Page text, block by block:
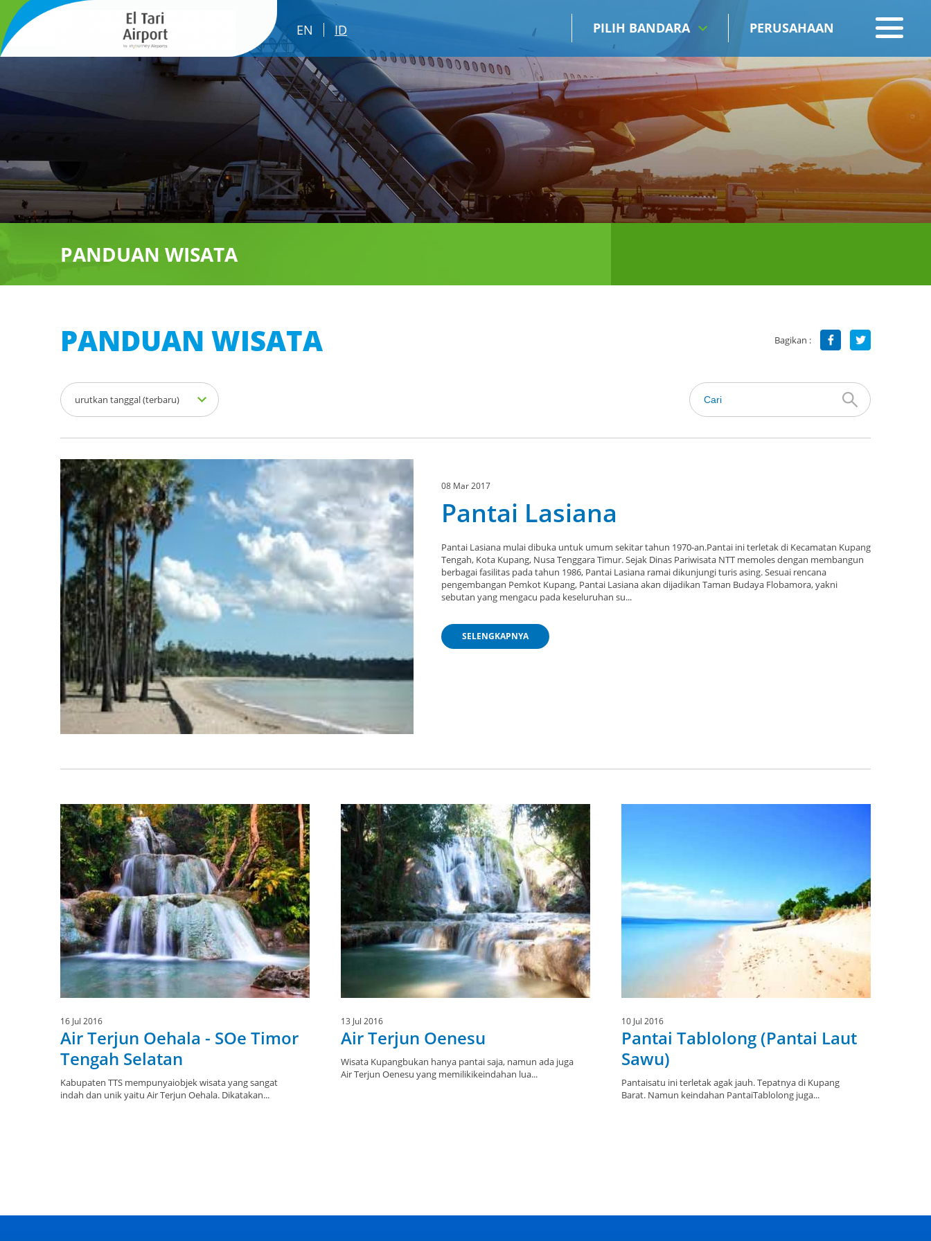
EN ID PILIH BANDARA PERUSAHAAN
PANDUAN WISATA
PANDUAN WISATA Bagikan :
urutkan tanggal (terbaru)
08 Mar 2017
Pantai Lasiana
Pantai Lasiana mulai dibuka untuk umum sekitar tahun 1970-an.Pantai ini terletak di Kecamatan Kupang
Tengah, Kota Kupang, Nusa Tenggara Timur. Sejak Dinas Pariwisata NTT memoles dengan membangun
berbagai fasilitas pada tahun 1986, Pantai Lasiana ramai dikunjungi turis asing. Sesuai rencana
pengembangan Pemkot Kupang, Pantai Lasiana akan dijadikan Taman Budaya Flobamora, yakni
sebutan yang mengacu pada keseluruhan su...
SELENGKAPNYA
16 Jul 2016
Air Terjun Oehala - SOe Timor
Tengah Selatan
Kabupaten TTS mempunyaiobjek wisata yang sangat
indah dan unik yaitu Air Terjun Oehala. Dikatakan...
13 Jul 2016
Air Terjun Oenesu
Wisata Kupangbukan hanya pantai saja, namun ada juga
Air Terjun Oenesu yang memilikikeindahan lua...
10 Jul 2016
Pantai Tablolong (Pantai Laut
Sawu)
Pantaisatu ini terletak agak jauh. Tepatnya di Kupang
Barat. Namun keindahan PantaiTablolong juga...